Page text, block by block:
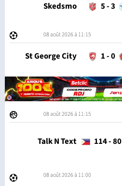
Skedsmo 5-3
08 août 2026 à 11:15
St George City 1-0
08 août 2026 à 11:15
Talk N Text 114-80
08 août 2026 à 11:00